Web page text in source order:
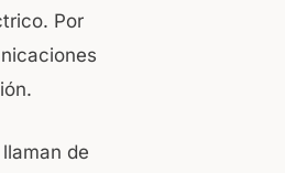
Por
de